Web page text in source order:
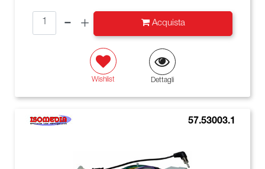
Acquista
Wishlist Dettagli
57.53003.1